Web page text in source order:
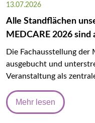
13.07.2026
Alle Standflächen
MEDCARE 2026 sind
Die Fachausstellung der
ausgebucht und
Veranstaltung als
Mehr lesen